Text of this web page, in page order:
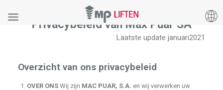
Privacybeleid van Max Puar SA
Laatste update januari2021
Overzicht van ons privacybeleid
OVER ONS Wij zijn MAC PUAR, S.A. en wij verwerken uw